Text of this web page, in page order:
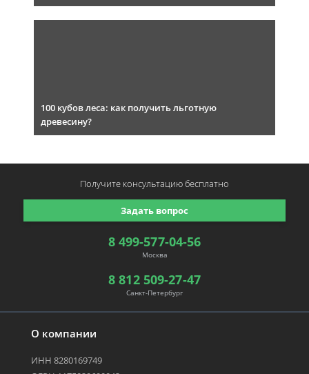
100 кубов леса: как получить льготную
древесину?
О компании
ИНН 8280169749
8 499-577-04-56
Москва
8 812 509-27-47
Санкт-Петербург
Задать вопрос
Получите консультациюбесплатно